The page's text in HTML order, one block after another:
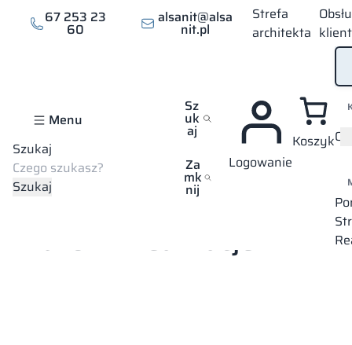
67 253 23
60
alsanit@alsa
nit.pl
Strefa
architekta
Menu
Szukaj
Szukaj
Sz
uk
aj
Za
mk
nij
Logowanie
Koszyk
Mapa wszystkich realizacji
Kraków – realizacje